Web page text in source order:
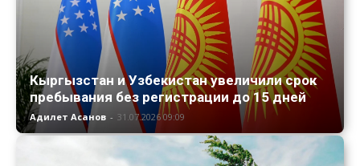
Кыргызстан и Узбекистан увеличили срок
пребывания без регистрации до 15 дней
Адилет Асанов - 31.07.2026 09:09